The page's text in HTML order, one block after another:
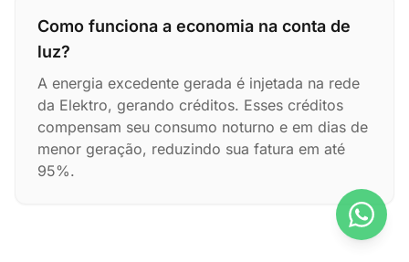
Como funciona a economia na conta de
luz?
A energia excedente gerada é injetada na rede
da Elektro, gerando créditos. Esses créditos
compensam seu consumo noturno e em dias de
menor geração, reduzindo sua fatura em até
95%.